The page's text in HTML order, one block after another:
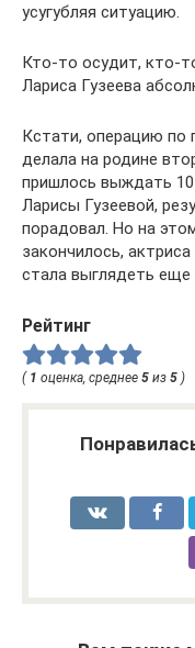
усугубляя ситуацию.
Кто-то осудит, кто-
Лариса Гузеева
Кстати, операцию по
делала на родине
пришлось выждать
Ларисы Гузеевой,
порадовал. Но на
закончилось,
стала выглядеть еще
Рейтинг
( 1 оценка, среднее 5 из 5 )